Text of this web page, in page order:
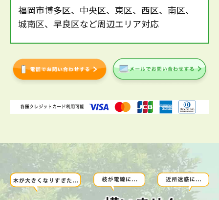
福岡市博多区、中央区、東区、西区、南区、
城南区、早良区など周辺エリア対応